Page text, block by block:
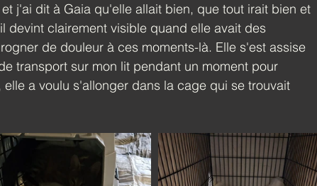
j'ai dit à Gaia qu'elle allait bien, que tout irait bien et
devint clairement visible quand elle avait des
de douleur à ces moments-là. Elle s'est assise
transport sur mon lit pendant un moment pour
a voulu s'allonger dans la cage qui se trouvait